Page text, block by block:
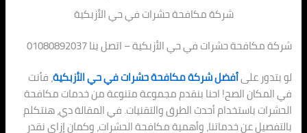
شركة مكافحة حشرات في حي الأزبكية
شركة مكافحة حشرات في حي الأزبكية – اتصل بنا 01080892037
لو بتدور علىأفضل شركة مكافحة حشرات في حي الأزبكية، فأنت
في المكان الصح! احنا بنقدم مجموعة متنوعة من خدمات مكافحة
الحشرات باستخدام أحدث الطرق والتقنيات. في المقالة دي، هنتكلم
بالتفصيل عن خدماتنا، وأهمية مكافحة الحشرات، وكمان إزاي نقدر